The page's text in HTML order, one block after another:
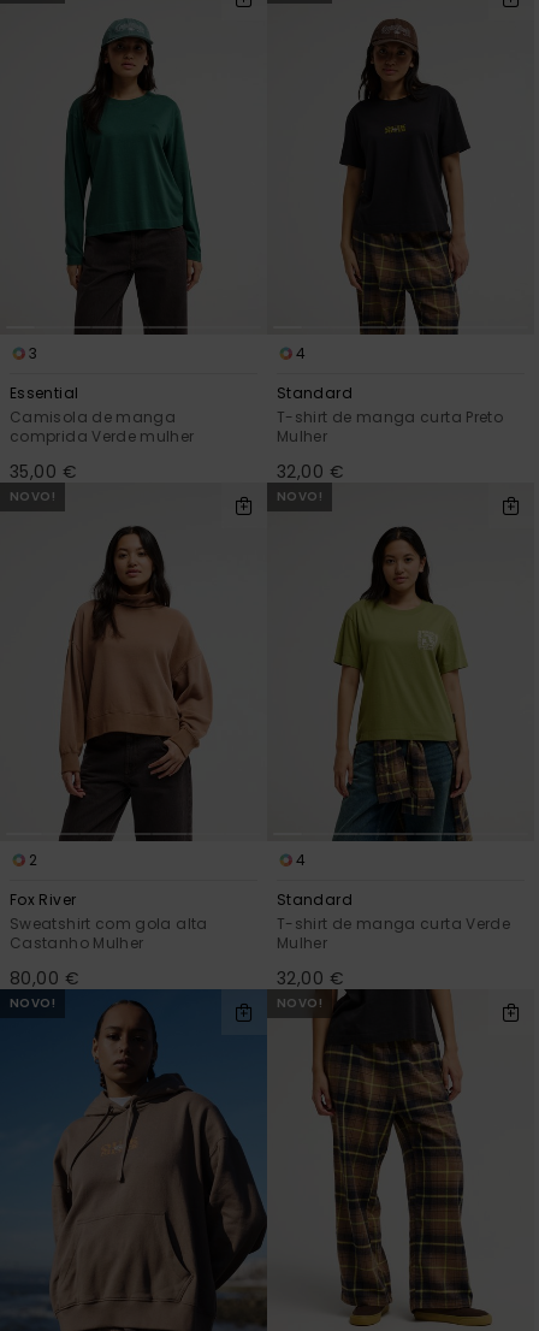
3
Essential
Camisola de manga
comprida Verde mulher
35,00 €
4
Standard
T-shirt de manga curta Preto
Mulher
32,00 €
NOVO!
2
Fox River
Sweatshirt com gola alta
Castanho Mulher
80,00 €
NOVO!
4
Standard
T-shirt de manga curta Verde
Mulher
32,00 €
NOVO! NOVO!